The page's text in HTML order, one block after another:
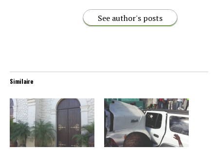
See author's posts
Similaire